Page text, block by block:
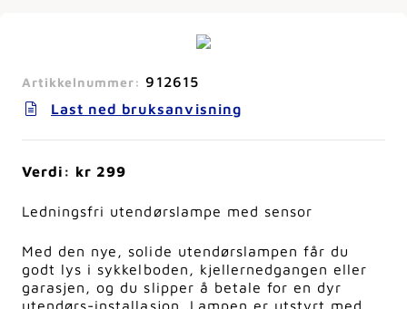
Artikkelnummer: 912615
Last ned bruksanvisning
Verdi: kr 299
Ledningsfri utendørslampe med sensor
Med den nye, solide utendørslampen får du
godt lys i sykkelboden, kjellernedgangen eller
garasjen, og du slipper å betale for en dyr
utendørs-installasjon. Lampen er utstyrt med